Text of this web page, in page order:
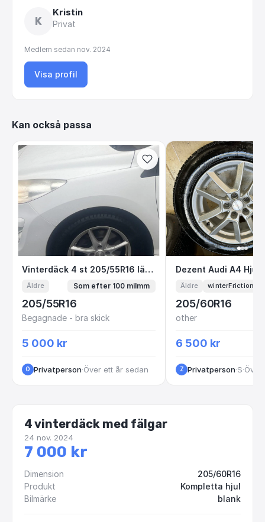
K
Kristin
Privat
Medlem sedan nov. 2024
Visa profil
Kan också passa
Vinterdäck 4 st 205/55R16 lättmetallfälg
Vinterdäck 4 st 205/55R16 lättmetallfälg
Äldre Som efter 100 milmm
205/55R16
Begagnade - bra skick
5 000 kr
O Privatperson·Över ett år sedan
Dezent Audi A4
Äldre winterFriction
205/60R16
other
6 500 kr
Z Privatperson· Stockholm
·Över
4 vinterdäck med fälgar
24 nov. 2024
7 000 kr
Dimension
205/60R16
Produkt
Kompletta hjul
Bilmärke
blank